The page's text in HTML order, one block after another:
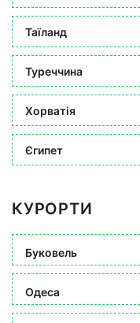
Таїланд
Туреччина
Хорватія
Єгипет
КУРОРТИ
Буковель
Одеса